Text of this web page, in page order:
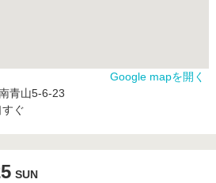
Google mapを開く
青山5-6-23
ぐ
SUN